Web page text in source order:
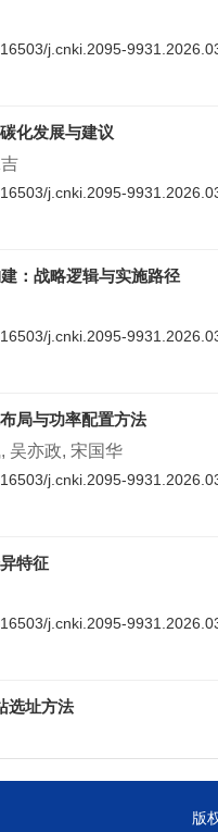
j.cnki.2095-
化发展与建议
j.cnki.2095-
：战略逻辑与实施路径
j.cnki.2095-
局与功率配置方法
吴亦政, 宋国华
j.cnki.2095-
特征
j.cnki.2095-
选址方法
版